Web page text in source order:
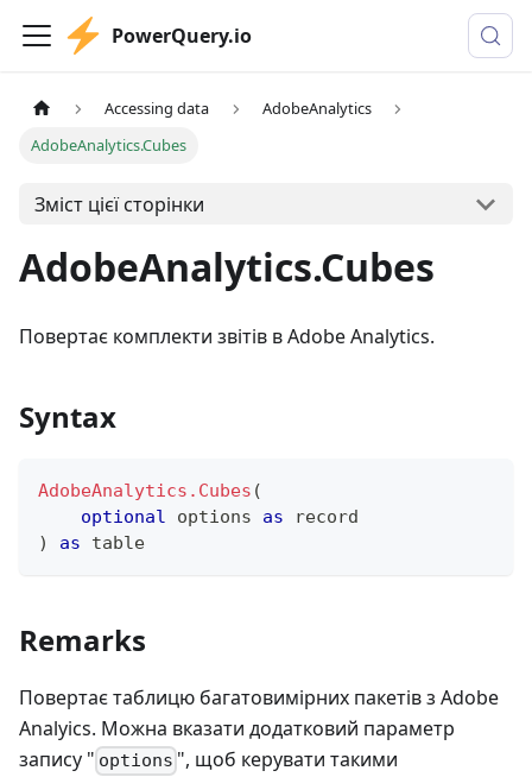
PowerQuery.io
Accessing data
AdobeAnalytics
AdobeAnalytics.Cubes
Зміст цієї сторінки
AdobeAnalytics.Cubes
Повертає комплекти звітів в Adobe Analytics.
Syntax
AdobeAnalytics.Cubes (
optional options as
record
)
as table
Remarks
Повертає таблицю багатовимірних пакетів з Adobe
Analyics. Можна вказати додатковий параметр
запису " options ", щоб керувати такими